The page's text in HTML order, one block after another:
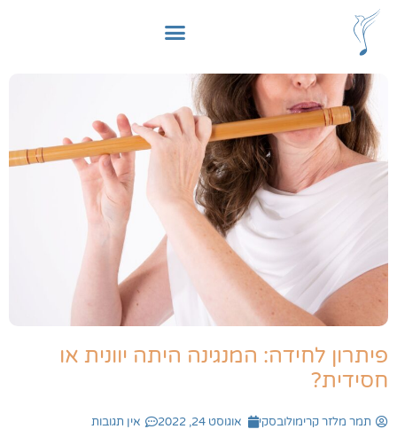
פיתרון לחידה: המנגינה היתה יוונית או
חסידית?
תמר מלזר קרימולובסקי אוגוסט 24, 2022 אין תגובות